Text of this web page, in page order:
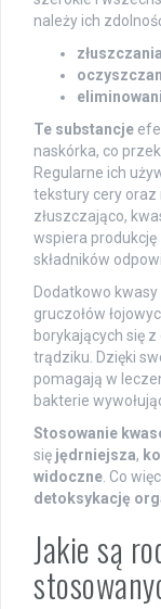
należy ich
Te substancje
naskórka, co
Regularne ich
tekstury cery oraz
złuszczająco,
wspiera produkcję
składników
Dodatkowo
gruczołów
borykających się
trądziku. Dzięki
pomagają w
bakterie
Stosowanie
się jędrniejsza,
widoczne . Co
detoksykację
Jakie są